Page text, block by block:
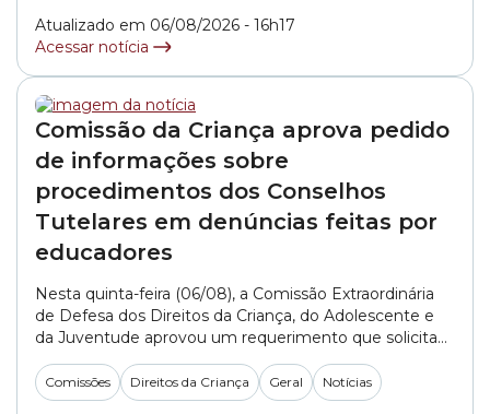
Atualizado em 06/08/2026 - 16h17
Acessar notícia
Comissão da Criança aprova pedido
de informações sobre
procedimentos dos Conselhos
Tutelares em denúncias feitas por
educadores
Nesta quinta-feira (06/08), a Comissão Extraordinária
de Defesa dos Direitos da Criança, do Adolescente e
da Juventude aprovou um requerimento que solicita
informações aos Conselhos Tutelares da cidade de São
Paulo sobre como são realizados os atendimentos e
os encaminhamentos de denúncias feitas por
Comissões Direitos da Criança Geral Notícias